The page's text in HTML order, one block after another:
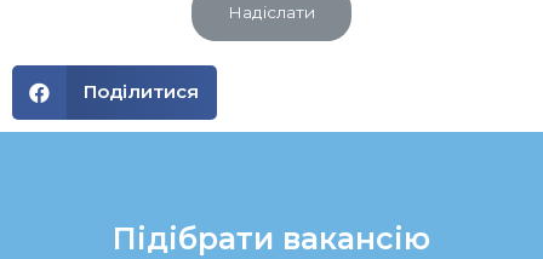
Надіслати
Поділитися
Підібрати вакансію